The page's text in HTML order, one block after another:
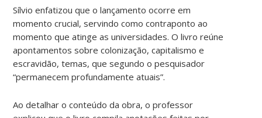
Sílvio enfatizou que o lançamento ocorre em
momento crucial, servindo como contraponto ao
momento que atinge as universidades. O livro reúne
apontamentos sobre colonização, capitalismo e
escravidão, temas, que segundo o pesquisador
“permanecem profundamente atuais”.
Ao detalhar o conteúdo da obra, o professor